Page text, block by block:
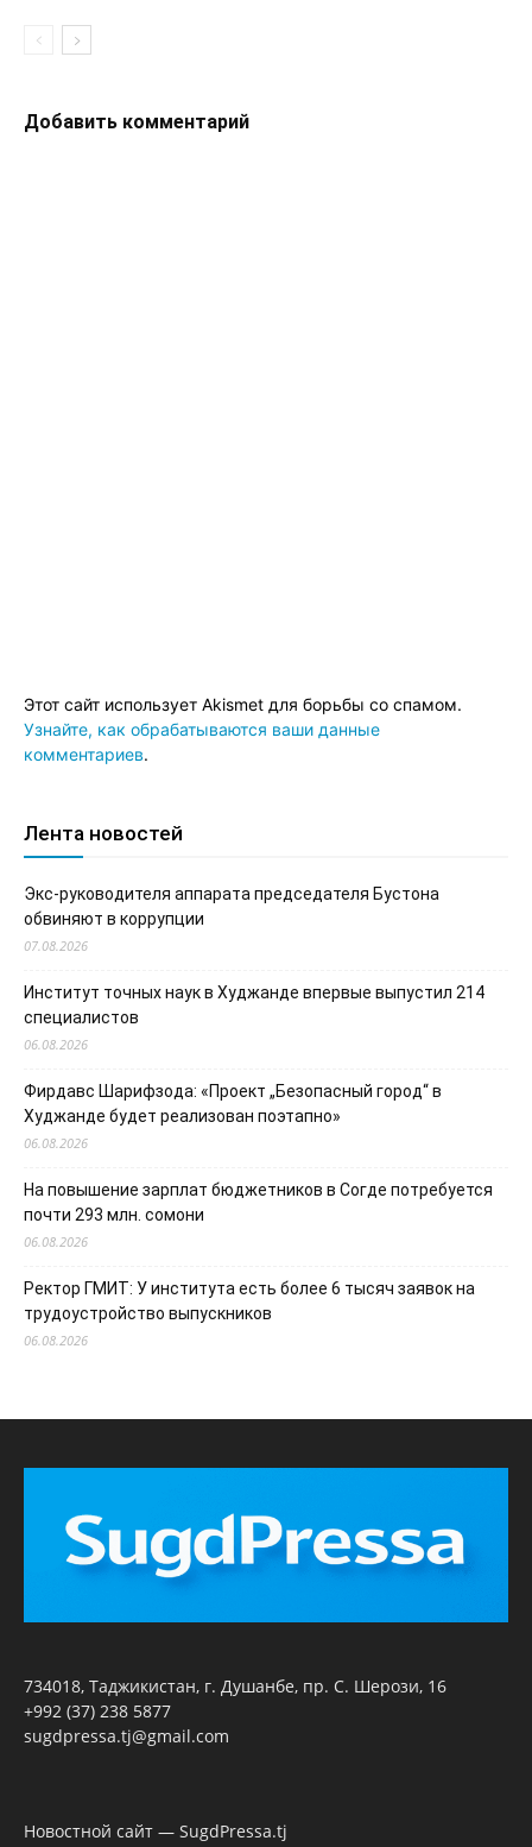
Добавить комментарий
Этот сайт использует Akismet для борьбы со спамом.
Узнайте, как обрабатываются ваши данные
комментариев.
Лента новостей
Экс-руководителя аппарата председателя Бустона
обвиняют в коррупции
07.08.2026
Институт точных наук в Худжанде впервые выпустил 214
специалистов
06.08.2026
Фирдавс Шарифзода: «Проект „Безопасный город“ в
Худжанде будет реализован поэтапно»
06.08.2026
На повышение зарплат бюджетников в Согде потребуется
почти 293 млн. сомони
06.08.2026
Ректор ГМИТ: У института есть более 6 тысяч заявок на
трудоустройство выпускников
06.08.2026
734018, Таджикистан, г. Душанбе, пр. С. Шерози, 16
+992 (37) 238 5877
sugdpressa.tj@gmail.com
Новостной сайт — SugdPressa.tj